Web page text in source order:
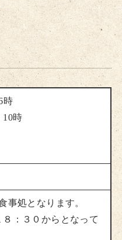
時
時
事処となります。
：３０からとなって